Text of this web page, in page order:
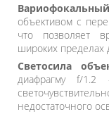
объективом с
что позволяет
широких пределах
Светосила
диафрагму f/1.2
недостаточного